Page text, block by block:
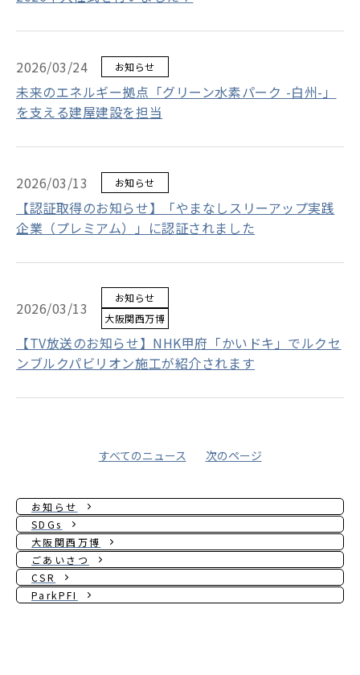
2026/03/24 お知らせ
未来のエネルギー拠点「グリーン水素パーク -白州-」
を支える建屋建設を担当
2026/03/13 お知らせ
【認証取得のお知らせ】「やまなしスリーアップ実践
企業（プレミアム）」に認証されました
2026/03/13
お知らせ
大阪関西万博
【TV放送のお知らせ】NHK甲府「かいドキ」でルクセ
ンブルクパビリオン施工が紹介されます
すべてのニュース 次のページ
お知らせ
SDGs
大阪関西万博
ごあいさつ
CSR
ParkPFI